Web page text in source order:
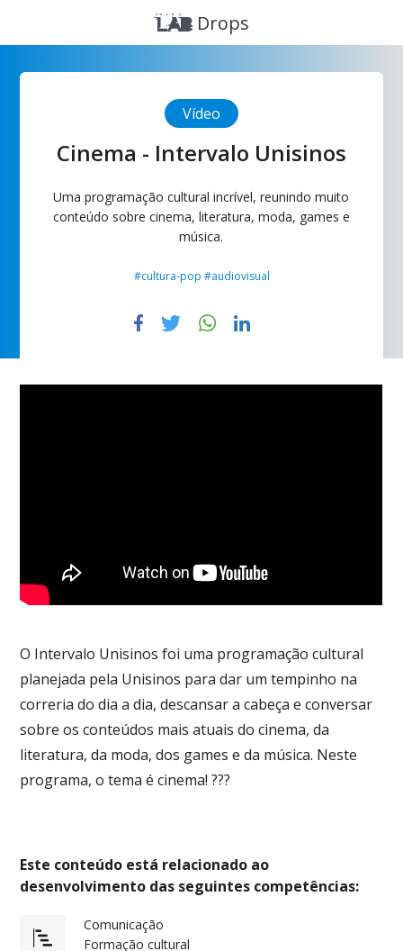
Drops
Vídeo
Cinema - Intervalo Unisinos
Uma programação cultural incrível, reunindo muito
conteúdo sobre cinema, literatura, moda, games e
música.
#cultura-pop #audiovisual
O Intervalo Unisinos foi uma programação cultural
planejada pela Unisinos para dar um tempinho na
correria do dia a dia, descansar a cabeça e conversar
sobre os conteúdos mais atuais do cinema, da
literatura, da moda, dos games e da música. Neste
programa, o tema é cinema! ???
Este conteúdo está relacionado ao
desenvolvimento das seguintes competências:
Comunicação
Formação cultural